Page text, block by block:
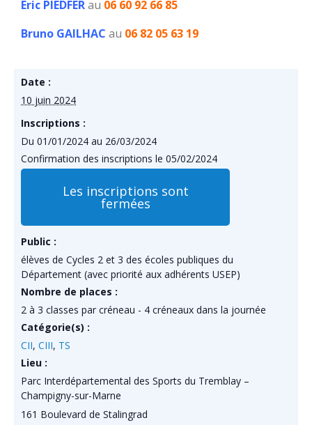
Eric PIEDFERau 06 60 92 66 85
Bruno GAILHAC au 06 82 05 63 19
Date :
10 juin 2024
Inscriptions :
Du 01/01/2024 au 26/03/2024
Confirmation des inscriptions le 05/02/2024
Les inscriptions sont
fermées
Public :
élèves de Cycles 2 et 3 des écoles publiques du
Département (avec priorité aux adhérents USEP)
Nombre de places :
2 à 3 classes par créneau - 4 créneaux dans la journée
Catégorie(s) :
CII, CIII, TS
Lieu :
Parc Interdépartemental des Sports du Tremblay –
Champigny-sur-Marne
161 Boulevard de Stalingrad